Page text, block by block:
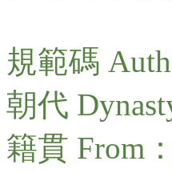
規範碼
朝代
籍貫 From：